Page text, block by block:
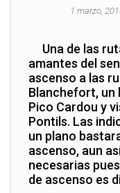
1 marzo,
Una de las
amantes del
ascenso a las
Blanchefort, un
Pico Cardou y
Pontils. Las
un plano
ascenso, aun
necesarias
de ascenso es